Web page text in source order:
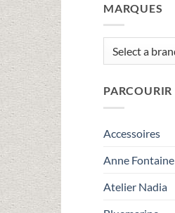
MARQUES
PARCOURIR
Accessoires
Anne Fontaine
Atelier Nadia